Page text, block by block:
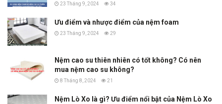
23 Tháng 9, 2024 34
Ưu điểm và nhược điểm của nệm foam
23 Tháng 9, 2024 29
Nệm cao su thiên nhiên có tốt không? Có nên
mua nệm cao su không?
8 Tháng 8, 2024 21
Nệm Lò Xo là gì? Ưu điểm nổi bật của Nệm Lò Xo